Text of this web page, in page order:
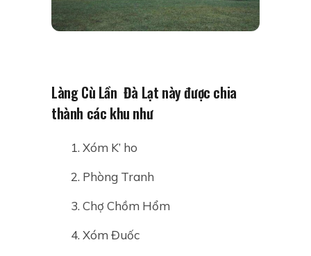
Làng Cù Lần Đà Lạt này được chia
thành các khu như
Xóm K’ ho
Phòng Tranh
Chợ Chồm Hổm
Xóm Đuốc